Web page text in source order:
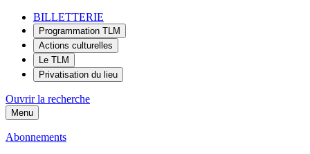
BILLETTERIE
Programmation TLM
Actions culturelles
Le TLM
Privatisation du lieu
Ouvrir la recherche
Menu
Abonnements